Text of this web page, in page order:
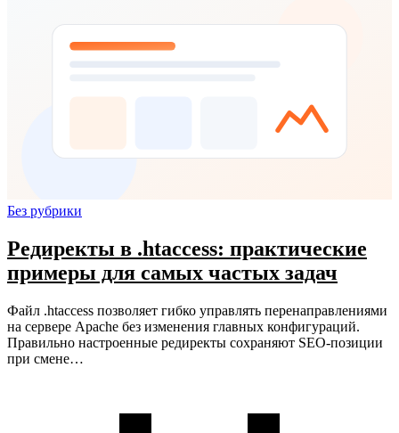
Без рубрики
Редиректы в .htaccess: практические
примеры для самых частых задач
Файл .htaccess позволяет гибко управлять перенаправлениями
на сервере Apache без изменения главных конфигураций.
Правильно настроенные редиректы сохраняют SEO-позиции
при смене…